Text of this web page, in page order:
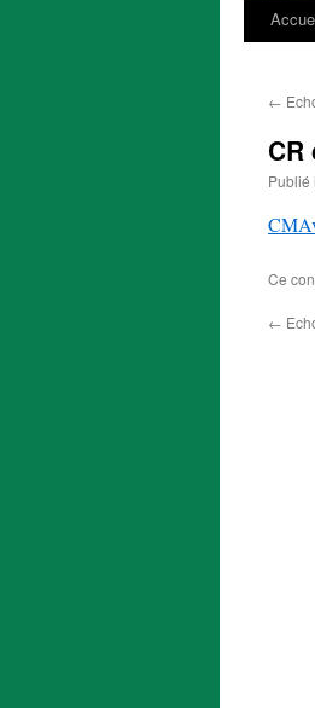
Aller
contenu
←
CR
Publié
Ce
←